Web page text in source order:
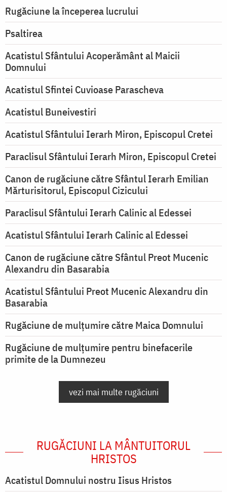
Rugăciune la începerea lucrului
Psaltirea
Acatistul Sfântului Acoperământ al Maicii
Domnului
Acatistul Sfintei Cuvioase Parascheva
Acatistul Buneivestiri
Acatistul Sfântului Ierarh Miron, Episcopul Cretei
Paraclisul Sfântului Ierarh Miron, Episcopul Cretei
Canon de rugăciune către Sfântul Ierarh Emilian
Mărturisitorul, Episcopul Cizicului
Paraclisul Sfântului Ierarh Calinic al Edessei
Acatistul Sfântului Ierarh Calinic al Edessei
Canon de rugăciune către Sfântul Preot Mucenic
Alexandru din Basarabia
Acatistul Sfântului Preot Mucenic Alexandru din
Basarabia
Rugăciune de mulţumire către Maica Domnului
Rugăciune de mulțumire pentru binefacerile
primite de la Dumnezeu
vezi mai multe rugăciuni
RUGĂCIUNI LA MÂNTUITORUL
HRISTOS
Acatistul Domnului nostru Iisus Hristos